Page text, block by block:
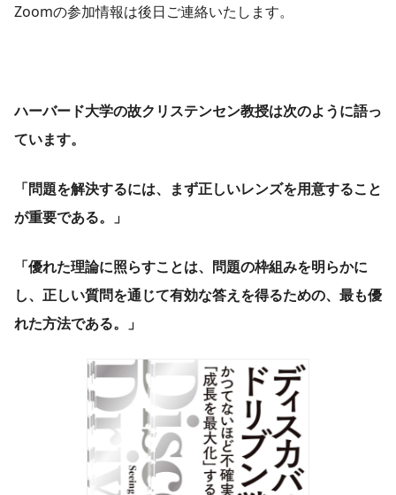
Zoomの参加情報は後日ご連絡いたします。
ハーバード大学の故クリステンセン教授は次のように語っ
ています。
「問題を解決するには、まず正しいレンズを用意すること
が重要である。」
「優れた理論に照らすことは、問題の枠組みを明らかに
し、正しい質問を通じて有効な答えを得るための、最も優
れた方法である。」